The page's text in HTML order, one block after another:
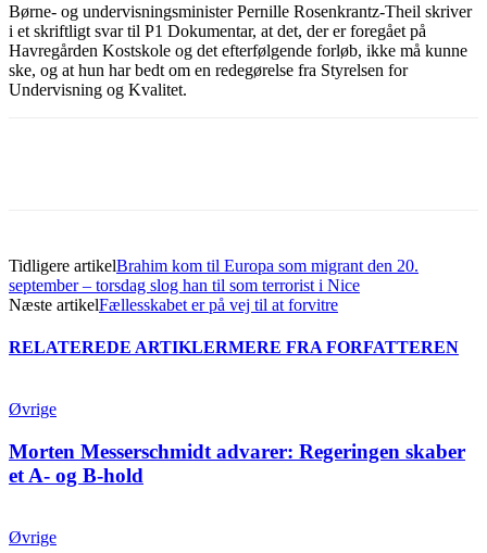
Børne- og undervisningsminister Pernille Rosenkrantz-Theil skriver
i et skriftligt svar til P1 Dokumentar, at det, der er foregået på
Havregården Kostskole og det efterfølgende forløb, ikke må kunne
ske, og at hun har bedt om en redegørelse fra Styrelsen for
Undervisning og Kvalitet.
Tidligere artikelBrahim kom til Europa som migrant den 20.
september – torsdag slog han til som terrorist i Nice
Næste artikelFællesskabet er på vej til at forvitre
RELATEREDE ARTIKLERMERE FRA FORFATTEREN
Øvrige
Morten Messerschmidt advarer: Regeringen skaber
et A- og B-hold
Øvrige